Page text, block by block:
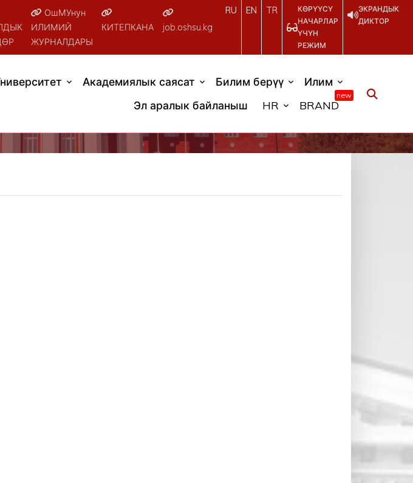
ОшМУнун
ИЛИМИЙ
ЖУРНАЛДАРЫ
КИТЕПКАНА job.oshsu.kg
RU EN TR
КӨРҮҮСҮ
НАЧАРЛАР
ҮЧҮН
РЕЖИМ
ЭКРАНДЫК
ДИКТОР
Академиялык саясат Билим берүү
Илим
Эл аралык байланыш
HR BRAND
new